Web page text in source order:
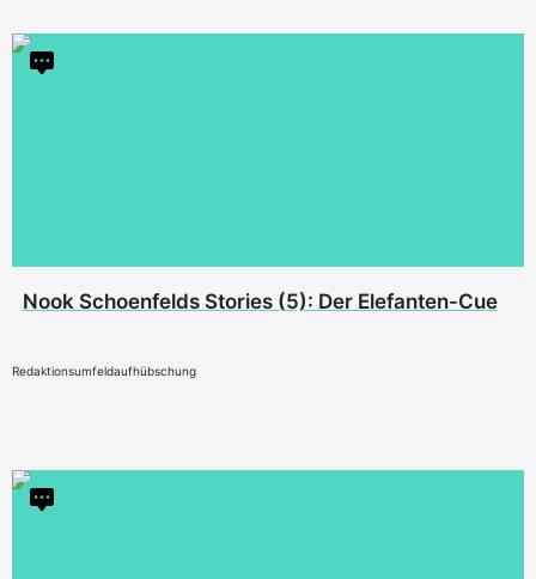
Nook Schoenfelds Stories (5): Der Elefanten-Cue
Redaktionsumfeldaufhübschung